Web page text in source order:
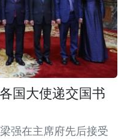
国大使递交国书
强在主席府先后接受